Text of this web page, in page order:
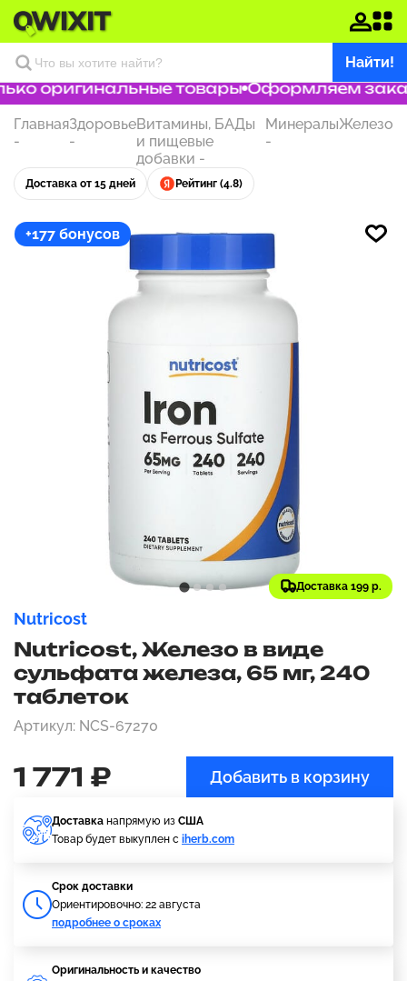
Найти!
оригинальные товары Оформляем заказ
Главная
-
Здоровье
-
Витамины, БАДы
и пищевые
добавки -
Минералы
-
Железо
Доставка от 15 дней Рейтинг (4.8)
+177 бонусов
Доставка 199 р.
Nutricost
Nutricost, Железо в виде
сульфата железа, 65 мг, 240
таблеток
Артикул: NCS-67270
1 771 ₽ Добавить в корзину
Доставка напрямую из США
Товар будет выкуплен с iherb.com
Cрок доставки
Ориентировочно: 22 августа
подробнее о сроках
Оригинальность и качество